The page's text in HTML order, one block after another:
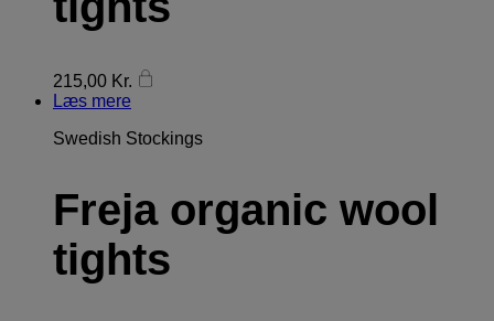
215,00 Kr.
Læs mere
Swedish Stockings
Freja organic wool
tights